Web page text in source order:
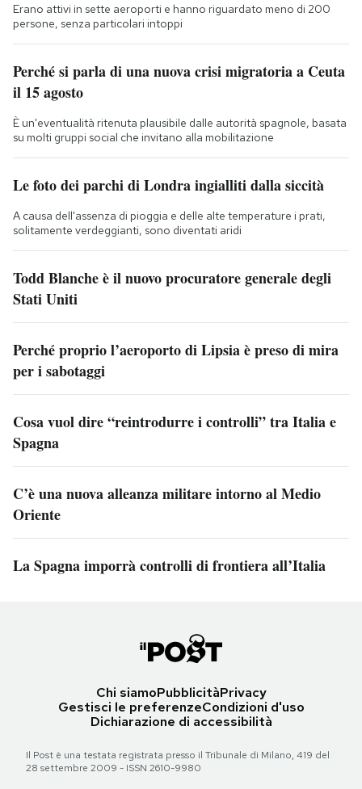
Erano attivi in sette aeroporti e hanno riguardato meno di 200
persone, senza particolari intoppi
Perché si parla di una nuova crisi migratoria a Ceuta
il 15 agosto
È un'eventualità ritenuta plausibile dalle autorità spagnole, basata
su molti gruppi social che invitano alla mobilitazione
Le foto dei parchi di Londra ingialliti dalla siccità
A causa dell'assenza di pioggia e delle alte temperature i prati,
solitamente verdeggianti, sono diventati aridi
Todd Blanche è il nuovo procuratore generale degli
Stati Uniti
Perché proprio l’aeroporto di Lipsia è preso di mira
per i sabotaggi
Cosa vuol dire “reintrodurre i controlli” tra Italia e
Spagna
C’è una nuova alleanza militare intorno al Medio
Oriente
La Spagna imporrà controlli di frontiera all’Italia
Chi siamoPubblicitàPrivacy
Gestisci le preferenzeCondizioni d'uso
Dichiarazione di accessibilità
Il Post è una testata registrata presso il Tribunale di Milano, 419 del
28 settembre 2009 - ISSN 2610-9980